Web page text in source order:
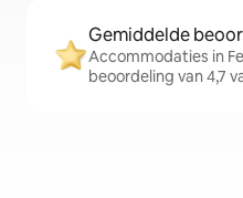
Gemiddelde
Accommodaties in
beoordeling van 4,7